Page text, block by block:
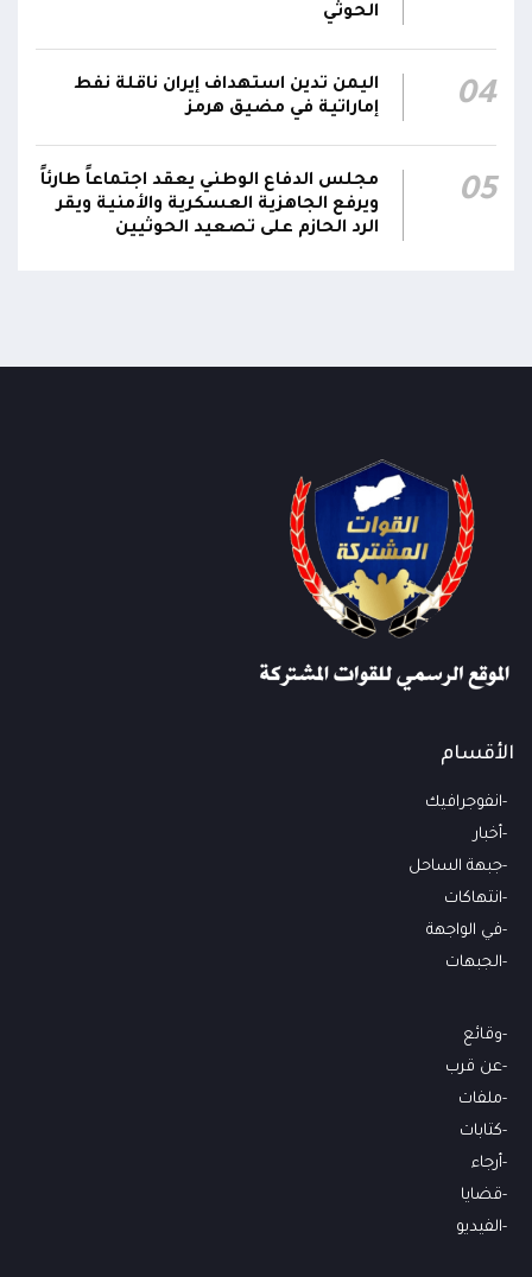
الحوثي
04
اليمن تدين استهداف إيران ناقلة نفط
إماراتية في مضيق هرمز
05
مجلس الدفاع الوطني يعقد اجتماعاً طارئاً
ويرفع الجاهزية العسكرية والأمنية ويقر
الرد الحازم على تصعيد الحوثيين
الأقسام
انفوجرافيك
أخبار
جبهة الساحل
انتهاكات
في الواجهة
الجبهات
وقائع
عن قرب
ملفات
كتابات
أرجاء
قضايا
الفيديو